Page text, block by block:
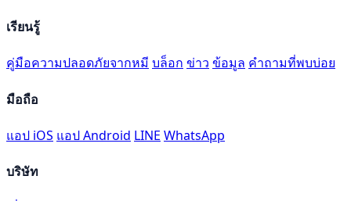
เรียนรู้
คู่มือความปลอดภัยจากหมี บล็อก ข่าว ข้อมูล คำถามที่พบบ่อย
มือถือ
แอป iOS แอป Android LINE WhatsApp
บริษัท